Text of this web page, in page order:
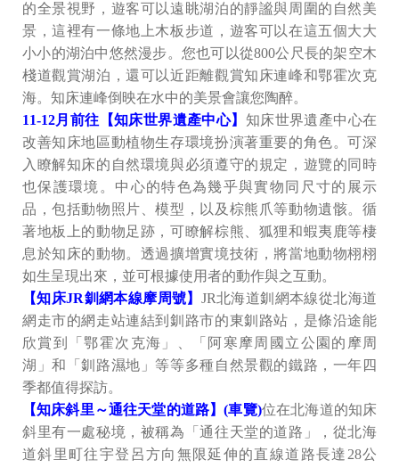
的全景視野，遊客可以遠眺湖泊的靜謐與周圍的自然美
景，這裡有一條地上木板步道，遊客可以在這五個大大
小小的湖泊中悠然漫步。您也可以從800公尺長的架空木
棧道觀賞湖泊，還可以近距離觀賞知床連峰和鄂霍次克
海。知床連峰倒映在水中的美景會讓您陶醉。
11-12月前往【知床世界遺產中心】 知床世界遺產中心在
改善知床地區動植物生存環境扮演著重要的角色。可深
入瞭解知床的自然環境與必須遵守的規定，遊覽的同時
也保護環境。中心的特色為幾乎與實物同尺寸的展示
品，包括動物照片、模型，以及棕熊爪等動物遺骸。循
著地板上的動物足跡，可瞭解棕熊、狐狸和蝦夷鹿等棲
息於知床的動物。透過擴增實境技術，將當地動物栩栩
如生呈現出來，並可根據使用者的動作與之互動。
【知床JR釧網本線摩周號】 JR北海道釧網本線從北海道
網走市的網走站連結到釧路市的東釧路站，是條沿途能
欣賞到「鄂霍次克海」、「阿寒摩周國立公園的摩周
湖」和「釧路濕地」等等多種自然景觀的鐵路，一年四
季都值得探訪。
【知床斜里～通往天堂的道路】(車覽)位在北海道的知床
斜里有一處秘境，被稱為「通往天堂的道路」，從北海
道斜里町往宇登呂方向無限延伸的直線道路長達28公